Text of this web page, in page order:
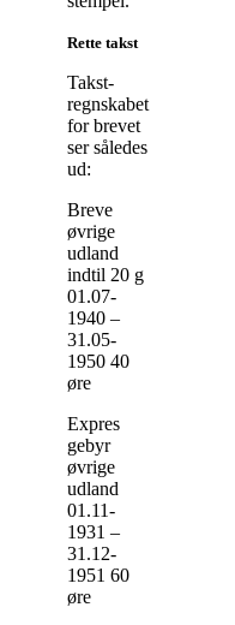
Rette takst
Takst-
regnskabet
for brevet
ser således
ud:
Breve
øvrige
udland
indtil 20 g
01.07-
1940 –
31.05-
1950 40
øre
Expres
gebyr
øvrige
udland
01.11-
1931 –
31.12-
1951 60
øre